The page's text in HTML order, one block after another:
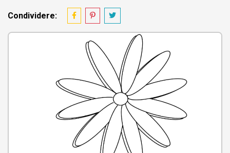
Condividere: